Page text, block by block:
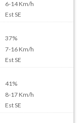
6-14Km/h
Est SE
37%
7-16Km/h
Est SE
41%
8-17Km/h
Est SE